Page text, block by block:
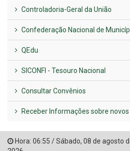
Controladoria-Geral da União
Confederação Nacional de
QEdu
SICONFI - Tesouro Nacional
Consultar Convênios
Receber Informações sobre novos
Hora: 06:55 /Sábado, 08 de agosto